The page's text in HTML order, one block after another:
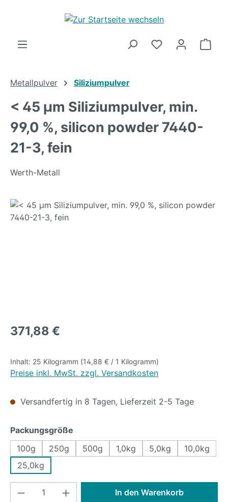
Zum Hauptinhalt springen
Metallpulver Siliziumpulver
< 45 µm Siliziumpulver, min.
99,0 %, silicon powder 7440-
21-3, fein
Werth-Metall
Bildergalerie überspringen
Regulärer Preis:
371,88 €
Inhalt: 25 Kilogramm (14,88 € / 1 Kilogramm)
Preise inkl. MwSt. zzgl. Versandkosten
Versandfertig in 8 Tagen, Lieferzeit 2-5 Tage
Packungsgröße
100g
250g 500g 1,0kg 5,0kg
10,0kg
25,0kg
Produkt Anzahl: Gib den gewünschten
In den Warenkorb